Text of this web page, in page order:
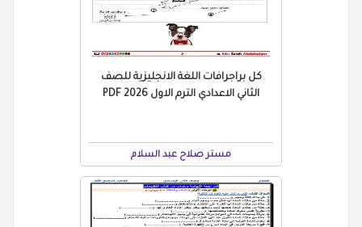
كل براجرافات اللغة الانجليزية للصف
الثاني الاعدادي الترم الاول 2026 PDF
مستر صلاح عبد السلام